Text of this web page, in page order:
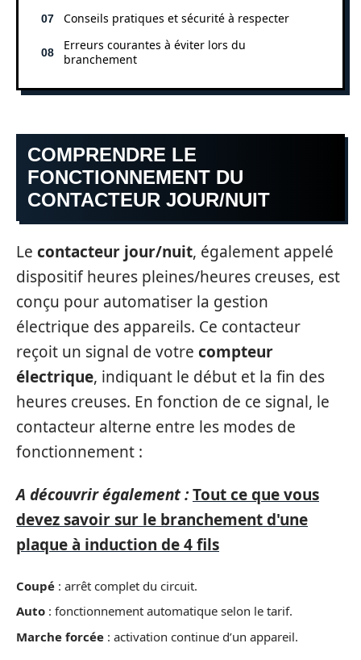
Conseils pratiques et sécurité à respecter
Erreurs courantes à éviter lors du
branchement
COMPRENDRE LE
FONCTIONNEMENT DU
CONTACTEUR JOUR/NUIT
Le contacteur jour/nuit, également appelé
dispositif heures pleines/heures creuses, est
conçu pour automatiser la gestion
électrique des appareils. Ce contacteur
reçoit un signal de votre compteur
électrique, indiquant le début et la fin des
heures creuses. En fonction de ce signal, le
contacteur alterne entre les modes de
fonctionnement :
A découvrir également :Tout ce que vous
devez savoir sur le branchement d'une
plaque à induction de 4 fils
Coupé : arrêt complet du circuit.
Auto : fonctionnement automatique selon le tarif.
Marche forcée : activation continue d’un appareil.